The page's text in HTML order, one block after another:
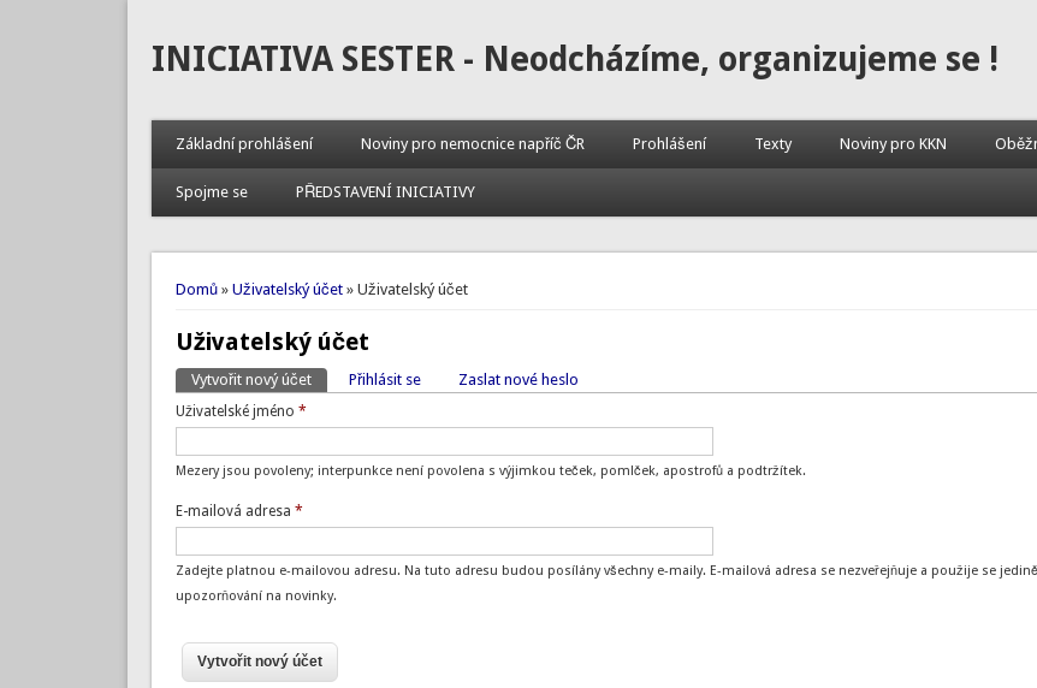
INICIATIVA SESTER - Neodcházíme, organizujeme se !
Základní prohlášení Noviny pro nemocnice napříč ČR Prohlášení Texty Noviny pro KKN
Spojme se PŘEDSTAVENÍ INICIATIVY
Jste zde
Domů» Uživatelský účet» Uživatelský účet
Uživatelský účet
Hlavní záložky
Vytvořit nový účet(aktivní záložka)
Přihlásit se Zaslat nové heslo
Uživatelské jméno *
Mezery jsou povoleny; interpunkce není povolena s výjimkou teček, pomlček, apostrofů a podtržítek.
E-mailová adresa *
Zadejte platnou e-mailovou adresu. Na tuto adresu budou posílány všechny e-maily. E-mailová adresa se nezveřejňuje a použije se
upozorňování na novinky.